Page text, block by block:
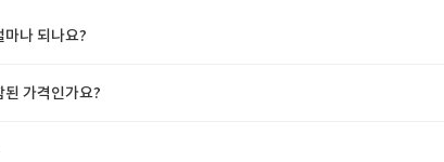
마나 되나요?
된 가격인가요?